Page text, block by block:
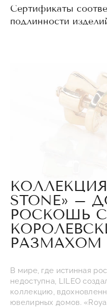
Сертификаты
подлинности
КОЛЛЕКЦИЯ
STONE» –
РОСКОШЬ С
РАЗМАХОМ
В мире, где истинная
недоступна, LILEO
коллекцию,
ювелирных домов.